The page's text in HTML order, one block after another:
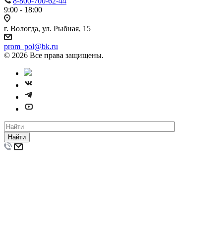
9:00 - 18:00
г. Вологда, ул. Рыбная, 15
prom_pol@bk.ru
© 2026 Все права защищены.
Найти